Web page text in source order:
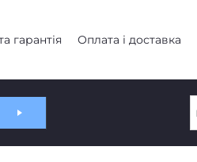
гарантія Оплата і доставка